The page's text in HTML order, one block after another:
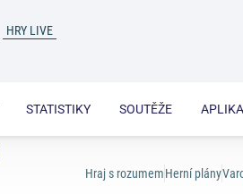
HRY LIVE
STATISTIKY SOUTĚŽE
Hraj s rozumemHerní plány